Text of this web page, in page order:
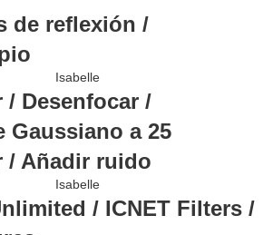
de reflexión /
/ Desenfocar /
Gaussiano a 25
/ Añadir ruido
/ ICNET Filters /